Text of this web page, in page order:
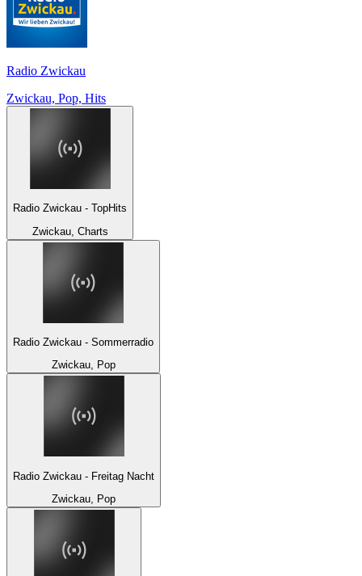
Radio Zwickau
Zwickau, Pop, Hits
Radio Zwickau - TopHits
Zwickau, Charts
Radio Zwickau - Sommerradio
Zwickau, Pop
Radio Zwickau - Freitag Nacht
Zwickau, Pop